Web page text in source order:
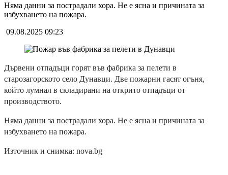
Няма данни за пострадали хора. Не е ясна и причината за
избухването на пожара.
09.08.2025 09:23
Дървени отпадъци горят във фабрика за пелети в
старозагорското село Дунавци. Две пожарни гасят огъня,
който лумнал в складирани на открито отпадъци от
производството.
Няма данни за пострадали хора. Не е ясна и причината за
избухването на пожара.
Източник и снимка: nova.bg